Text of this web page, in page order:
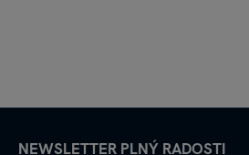
NEWSLETTER PLNÝ RADOSTI